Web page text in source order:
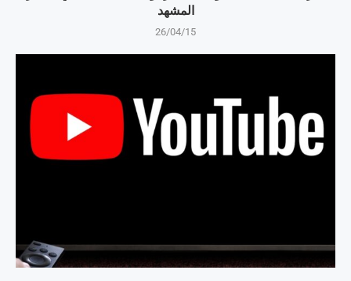
المشهد
26/04/15